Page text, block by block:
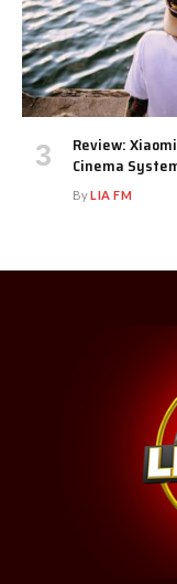
Review:
Cinema
ByLIA FM